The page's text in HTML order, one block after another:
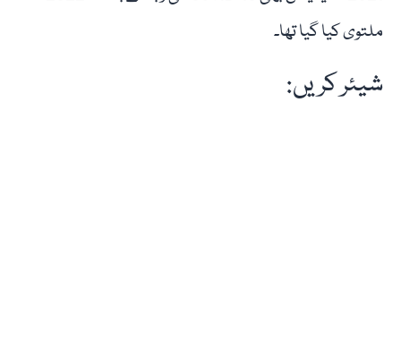
ملتوی کیا گیا تھا۔
شیئر کریں: